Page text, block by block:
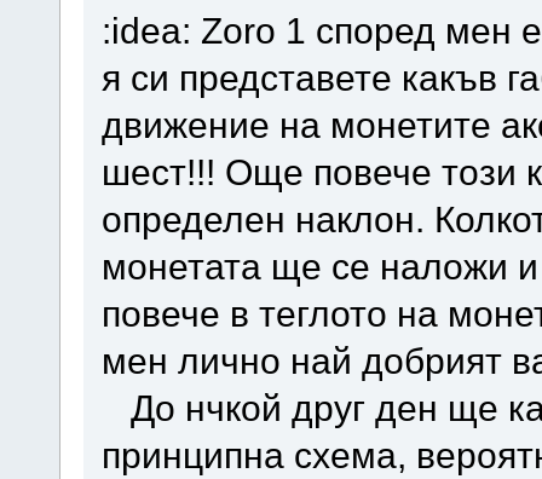
:idea: Zoro 1 според мен
я си представете какъв
движение на монетите
шест!!! Още повече този
определен наклон.
монетата ще се наложи
повече в теглото на
мен лично най добрият
До нчкой друг ден ще
принципна схема,